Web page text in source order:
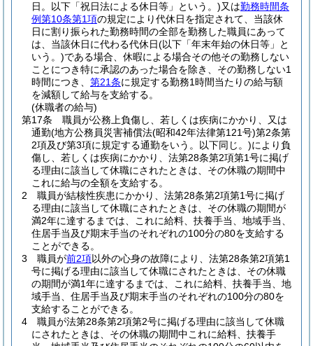
日。以下「祝日法による休日等」という。)又は勤務時間条
例第10条第1項の規定により代休日を指定されて、当該休
日に割り振られた勤務時間の全部を勤務した職員にあって
は、当該休日に代わる代休日(以下「年末年始の休日等」と
いう。)である場合、休暇による場合その他その勤務しない
ことにつき特に承認のあった場合を除き、その勤務しない1
時間につき、 第21条に規定する勤務1時間当たりの給与額
を減額して給与を支給する。
(休職者の給与)
第17条
職員が公務上負傷し、若しくは疾病にかかり、又は
通勤(地方公務員災害補償法(昭和42年法律第121号)第2条第
2項及び第3項に規定する通勤をいう。以下同じ。)により負
傷し、若しくは疾病にかかり、法第28条第2項第1号に掲げ
る理由に該当して休職にされたときは、その休職の期間中
これに給与の全額を支給する。
2
職員が結核性疾患にかかり、法第28条第2項第1号に掲げ
る理由に該当して休職にされたときは、その休職の期間が
満2年に達するまでは、これに給料、扶養手当、地域手当、
住居手当及び期末手当のそれぞれの100分の80を支給する
ことができる。
3
職員が前2項以外の心身の故障により、法第28条第2項第1
号に掲げる理由に該当して休職にされたときは、その休職
の期間が満1年に達するまでは、これに給料、扶養手当、地
域手当、住居手当及び期末手当のそれぞれの100分の80を
支給することができる。
4
職員が法第28条第2項第2号に掲げる理由に該当して休職
にされたときは、その休職の期間中これに給料、扶養手